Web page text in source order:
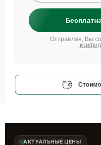
Отправляя, Вы
АКТУАЛЬНЫЕ ЦЕНЫ